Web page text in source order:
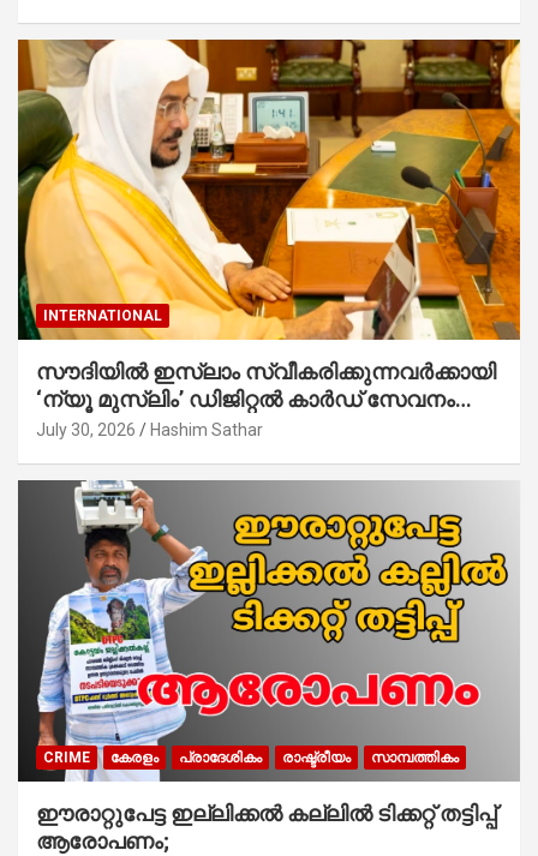
INTERNATIONAL
സൗദിയില്‍ ഇസ്‌ലാം സ്വീകരിക്കുന്നവര്‍ക്കായി
‘ന്യൂ മുസ്ലിം’ ഡിജിറ്റല്‍ കാര്‍ഡ് സേവനം
ആരംഭിച്ചു
July 30, 2026 Hashim Sathar
CRIME കേരളം പ്രാദേശികം രാഷ്ട്രീയം സാമ്പത്തികം
ഈരാറ്റുപേട്ട ഇല്ലിക്കൽ കല്ലിൽ ടിക്കറ്റ് തട്ടിപ്പ്
ആരോപണം;